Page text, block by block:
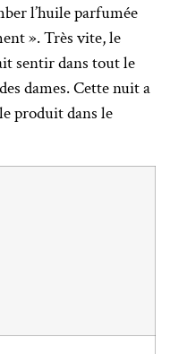
l’huile parfumée
». Très vite, le
sentir dans tout le
dames. Cette nuit a
produit dans le